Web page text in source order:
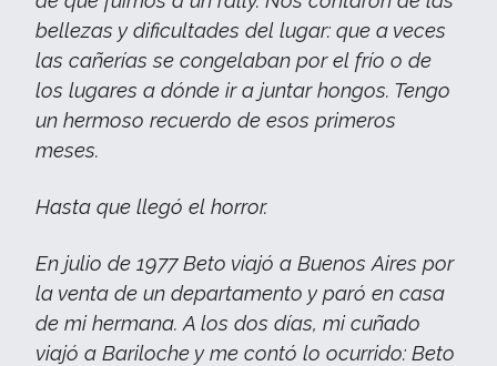
bellezas y dificultades del lugar: que a veces
las cañerías se congelaban por el frío o de
los lugares a dónde ir a juntar hongos. Tengo
un hermoso recuerdo de esos primeros
meses.
Hasta que llegó el horror.
En julio de 1977 Beto viajó a Buenos Aires por
la venta de un departamento y paró en casa
de mi hermana. A los dos días, mi cuñado
viajó a Bariloche y me contó lo ocurrido: Beto